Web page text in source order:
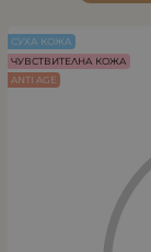
СУХА КОЖА
ЧУВСТВИТЕЛНА КОЖА
ANTI AGE